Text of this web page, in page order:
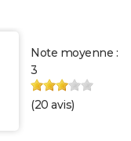
Note moyenne :
3
(20 avis)